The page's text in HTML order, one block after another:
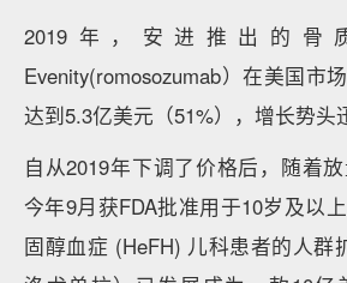
2019年，安进推出的骨
Evenity(romosozumab）在美国市
达到5.3亿美元（51%），增长势头
自从2019年下调了价格后，随着
今年9月获FDA批准用于10岁及以
固醇血症 (HeFH) 儿科患者的人群